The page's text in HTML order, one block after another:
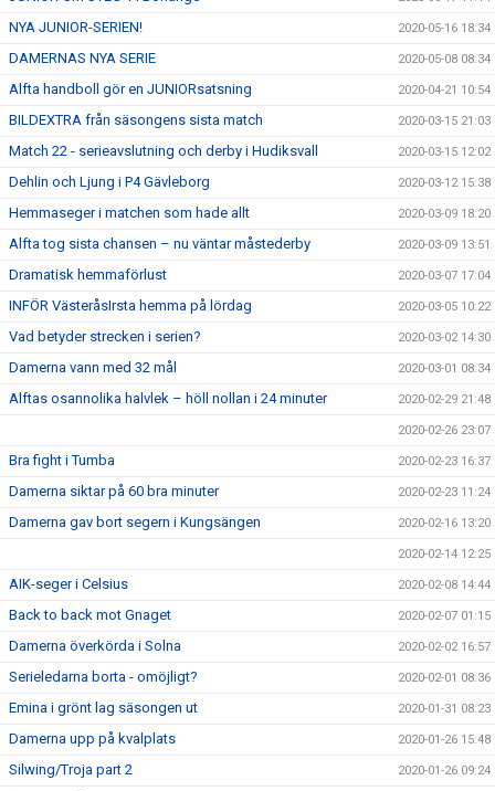
NYA JUNIOR-SERIEN! 2020-05-16 18:34
DAMERNAS NYA SERIE 2020-05-08 08:34
Alfta handboll gör en JUNIORsatsning 2020-04-21 10:54
BILDEXTRA från säsongens sista match 2020-03-15 21:03
Match 22 - serieavslutning och derby i Hudiksvall 2020-03-15 12:02
Dehlin och Ljung i P4 Gävleborg 2020-03-12 15:38
Hemmaseger i matchen som hade allt 2020-03-09 18:20
Alfta tog sista chansen – nu väntar måstederby 2020-03-09 13:51
Dramatisk hemmaförlust 2020-03-07 17:04
INFÖR VästeråsIrsta hemma på lördag 2020-03-05 10:22
Vad betyder strecken i serien? 2020-03-02 14:30
Damerna vann med 32 mål 2020-03-01 08:34
Alftas osannolika halvlek – höll nollan i 24 minuter 2020-02-29 21:48
2020-02-26 23:07
Bra fight i Tumba 2020-02-23 16:37
Damerna siktar på 60 bra minuter 2020-02-23 11:24
Damerna gav bort segern i Kungsängen 2020-02-16 13:20
2020-02-14 12:25
AIK-seger i Celsius 2020-02-08 14:44
Back to back mot Gnaget 2020-02-07 01:15
Damerna överkörda i Solna 2020-02-02 16:57
Serieledarna borta - omöjligt? 2020-02-01 08:36
Emina i grönt lag säsongen ut 2020-01-31 08:23
Damerna upp på kvalplats 2020-01-26 15:48
Silwing/Troja part 2 2020-01-26 09:24